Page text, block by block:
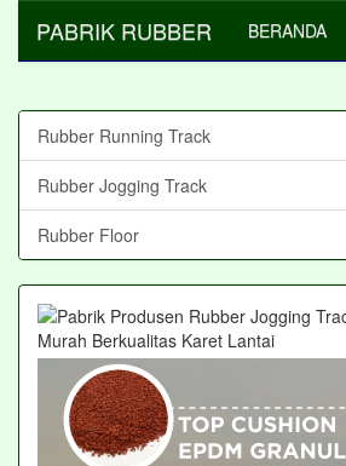
PABRIK RUBBER BERANDA
Rubber Running Track
Rubber Jogging Track
Rubber Floor